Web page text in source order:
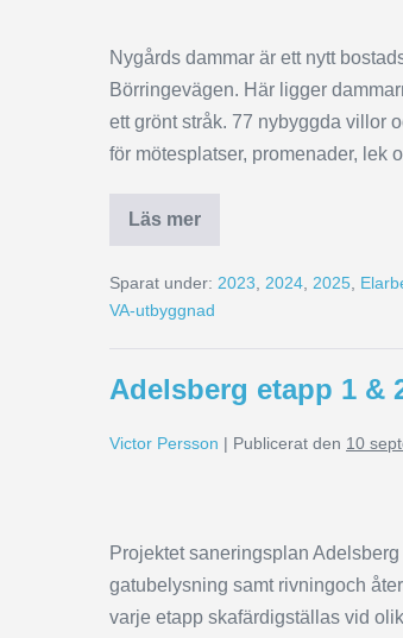
Nygårds dammar är ett nytt
Börringevägen. Här ligger
ett grönt stråk. 77 nybyggda villor
för mötesplatser, promenader, lek
Läs mer
Sparat under: 2023 2024 2025
VA-utbyggnad
Adelsberg etapp 1 &
Victor Persson | Publicerat den 10
Projektet saneringsplan
gatubelysning samt rivningoch
varje etapp skafärdigställas vid